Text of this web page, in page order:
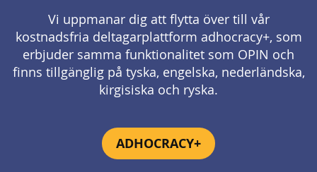
Vi uppmanar dig att flytta över till vår
kostnadsfria deltagarplattform adhocracy+, som
erbjuder samma funktionalitet som OPIN och
finns tillgänglig på tyska, engelska, nederländska,
kirgisiska och ryska.
ADHOCRACY+